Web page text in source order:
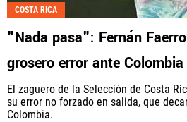
COSTA RICA
"Nada pasa": Fernán
grosero error ante Colombia
El zaguero de la Selección de Costa
su error no forzado en salida, que
Colombia.